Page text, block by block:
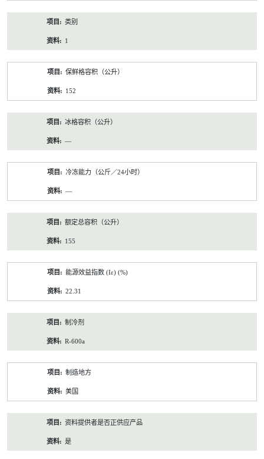
类别
1
保鲜格容积（公升）
152
冰格容积（公升）
—
冷冻能力（公斤／24小时）
—
额定总容积（公升）
155
能源效益指数 (Iε) (%)
22.31
制冷剂
R-600a
制造地方
美国
资料提供者是否正供应产品
是